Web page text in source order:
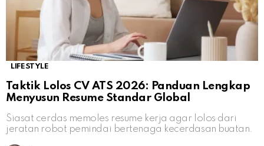
LIFESTYLE
Taktik Lolos CV ATS 2026: Panduan Lengkap
Menyusun Resume Standar Global
Siasat cerdas memoles resume kerja agar lolos dari
jeratan robot pemindai bertenaga kecerdasan buatan.